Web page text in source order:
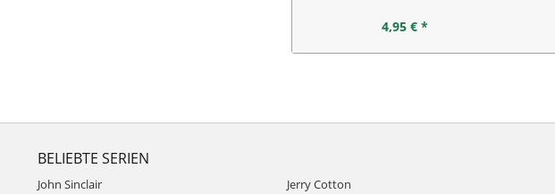
4,95 € *
BELIEBTE SERIEN
John Sinclair
Jerry Cotton